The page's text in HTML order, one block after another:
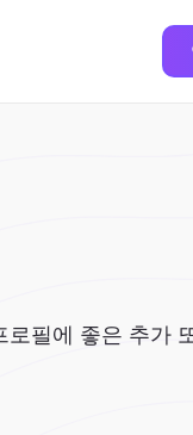
필에 좋은 추가